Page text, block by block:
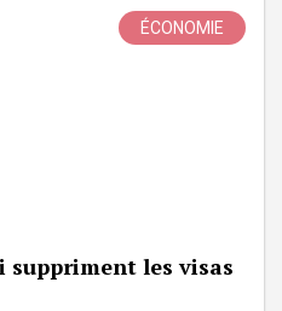
ÉCONOMIE
suppriment les visas